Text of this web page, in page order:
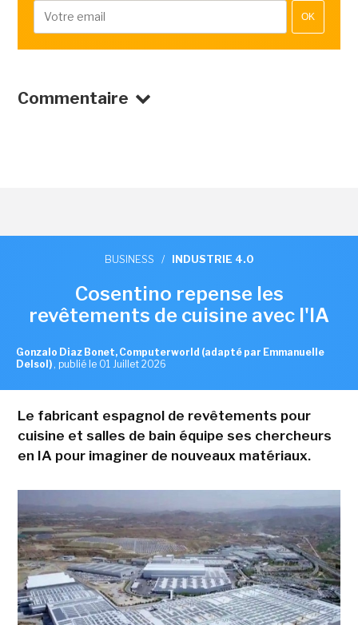
OK
Commentaire
BUSINESS / INDUSTRIE 4.0
Cosentino repense les
revêtements de cuisine avec l'IA
Gonzalo Diaz Bonet, Computerworld (adapté par Emmanuelle
Delsol) , publié le 01 Juillet 2026
Le fabricant espagnol de revêtements pour
cuisine et salles de bain équipe ses chercheurs
en IA pour imaginer de nouveaux matériaux.